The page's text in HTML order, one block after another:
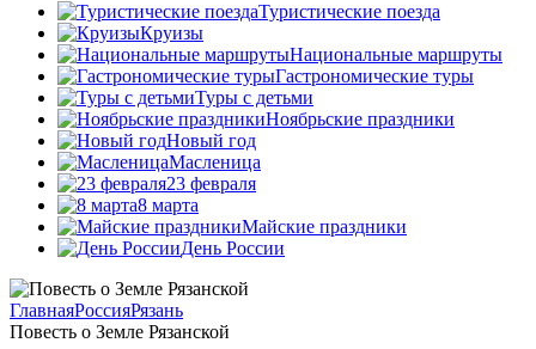
Туристические поезда
Круизы
Национальные маршруты
Гастрономические туры
Туры с детьми
Ноябрьские праздники
Новый год
Масленица
23 февраля
8 марта
Майские праздники
День России
ГлавнаяРоссияРязань
Повесть о Земле Рязанской